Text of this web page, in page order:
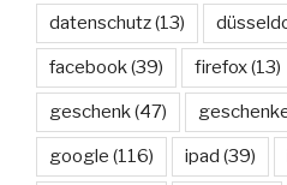
datenschutz(13)
facebook(39) firefox(13)
geschenk(47)
google (116) ipad (39)